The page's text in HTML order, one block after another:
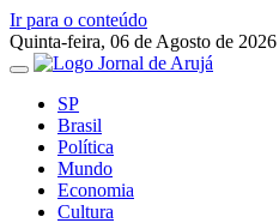
Ir para o conteúdo
Quinta-feira, 06 de Agosto de
SP
Brasil
Política
Mundo
Economia
Cultura